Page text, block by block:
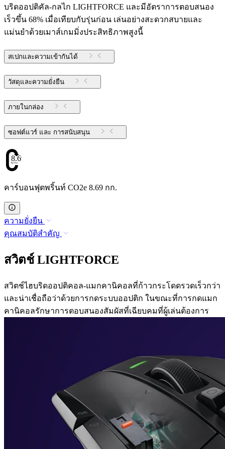
บริดออปติคัล-กลไก LIGHTFORCE และมีอัตราการตอบสนอง
เร็วขึ้น 68% เมื่อเทียบกับรุ่นก่อน เล่นอย่างสะดวกสบายและ
แม่นยำด้วยเมาส์เกมมิ่งประสิทธิภาพสูงนี้
สเปกและความเข้ากันได้
วัสดุและความยั่งยืน
ภายในกล่อง
ซอฟต์แวร์ และ การสนับสนุน
8.69
คาร์บอนฟุตพริ้นท์ CO2e 8.69 กก.
ความยั่งยืน
คุณสมบัติสำคัญ
สวิตช์ LIGHTFORCE
สวิตช์ไฮบริดออปติคอล-แมกคานิคอลที่ก้าวกระโดดรวดเร็วกว่า
และน่าเชื่อถือว่าด้วยการกดระบบออปติก ในขณะที่การกดแมก
คานิคอลรักษาการตอบสนองสัมผัสที่เฉียบคมที่ผู้เล่นต้องการ